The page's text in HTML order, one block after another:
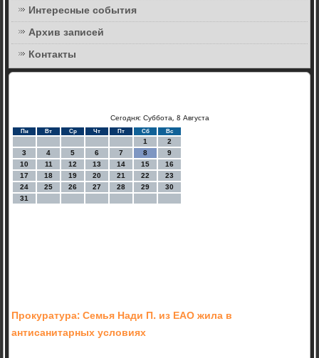
Интересные события
Архив записей
Контакты
Сегодня: Суббота, 8 Августа
Пн Вт Ср Чт Пт Сб Вс
1
2
3
4 5 6 7 8
9
10
11 12 13 14 15
16
17
18 19 20 21 22
23
24
25 26 27 28 29
30
31
Прокуратура: Семья Нади П. из ЕАО жила в
антисанитарных условиях